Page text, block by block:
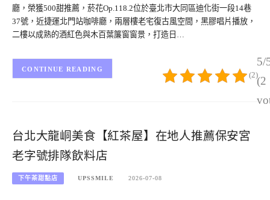
廳，榮獲500甜推薦，菸花Op.118.2位於臺北市大同區迪化街一段14巷
37號，近捷運北門站咖啡廳，兩層樓老宅復古風空間，黑膠唱片播放，
二樓以成熟的酒紅色與木百葉簾窗窗景，打造日…
5/
(2
(2)
CONTINUE READING
台北大龍峒美食【紅茶屋】在地人推薦保安宮
老字號排隊飲料店
下午茶甜點店 UPSSMILE 2026-07-08